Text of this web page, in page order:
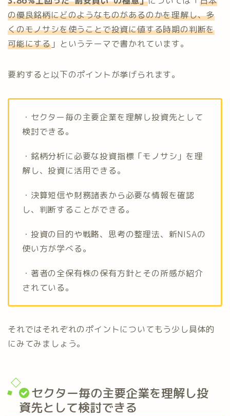
の優良銘柄にどのようなものがあるのかを理解し、多
くのモノサシを使うことで投資に値する時期の判断を
可能にする 」というテーマで書かれています。
要約すると以下のポイントが挙げられます。
・セクター毎の主要企業を理解し投資先として
検討できる。
・銘柄分析に必要な投資指標「モノサシ」を理
解し、投資に活用できる。
・決算短信や財務諸表から必要な情報を確認
し、判断することができる。
・投資の目的や戦略、思考の整理法、新NISAの
使い方が学べる。
・著者の全保有株の保有方針とその所感が紹介
されている。
それではそれぞれのポイントについてもう少し具体的
にみてみましょう。
セクター毎の主要企業を理解し投
資先として検討できる